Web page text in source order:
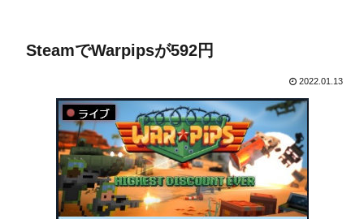
SteamでWarpipsが592円
2022.01.13